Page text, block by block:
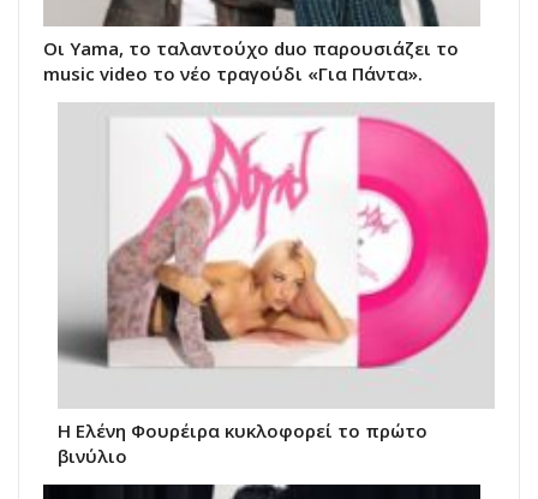
Οι Yama, το ταλαντούχο duo παρουσιάζει το
music video το νέο τραγούδι «Για Πάντα».
Η Ελένη Φουρέιρα κυκλοφορεί το πρώτο
βινύλιο